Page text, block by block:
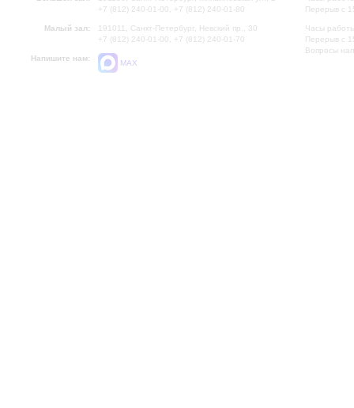
+7 (812) 240-01-00, +7 (812) 240-01-80
Малый зал:
191011, Санкт-Петербург, Невский пр., 30
+7 (812) 240-01-00, +7 (812) 240-01-70
Напишите нам:
MAX
Перерыв с
Часы
Перерыв с
Вопросы